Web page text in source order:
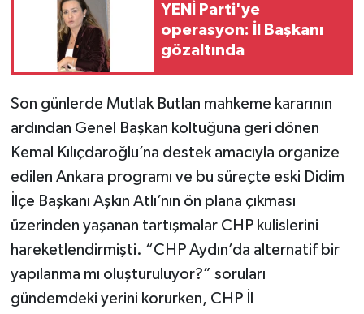
YENİ Parti'ye
operasyon: İl Başkanı
gözaltında
Son günlerde Mutlak Butlan mahkeme kararının
ardından Genel Başkan koltuğuna geri dönen
Kemal Kılıçdaroğlu’na destek amacıyla organize
edilen Ankara programı ve bu süreçte eski Didim
İlçe Başkanı Aşkın Atlı’nın ön plana çıkması
üzerinden yaşanan tartışmalar CHP kulislerini
hareketlendirmişti. “CHP Aydın’da alternatif bir
yapılanma mı oluşturuluyor?” soruları
gündemdeki yerini korurken, CHP İl